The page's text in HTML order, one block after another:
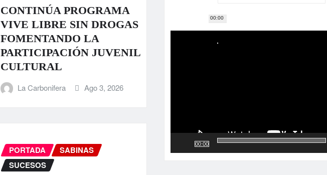
CONTINÚA PROGRAMA
VIVE LIBRE SIN DROGAS
FOMENTANDO LA
PARTICIPACIÓN JUVENIL
CULTURAL
La Carbonifera Ago 3, 2026
PORTADA
SABINAS
SUCESOS
00:00
Reproductor
00:00